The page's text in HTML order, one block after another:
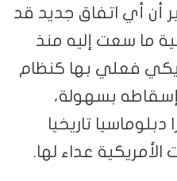
أن أي اتفاق جديد قد
ما سعت إليه منذ
فعلي بها كنظام
إسقاطه بسهولة،
تاريخيا
الأمريكية عداء لها.